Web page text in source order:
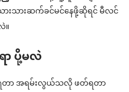
ားသားဆက်ခင်မင်နေဖို့ဆိုရင် မီလင်
ာ ပို့မလဲ
တာ အရမ်းလွယ်သလို ဖတ်ရတာ